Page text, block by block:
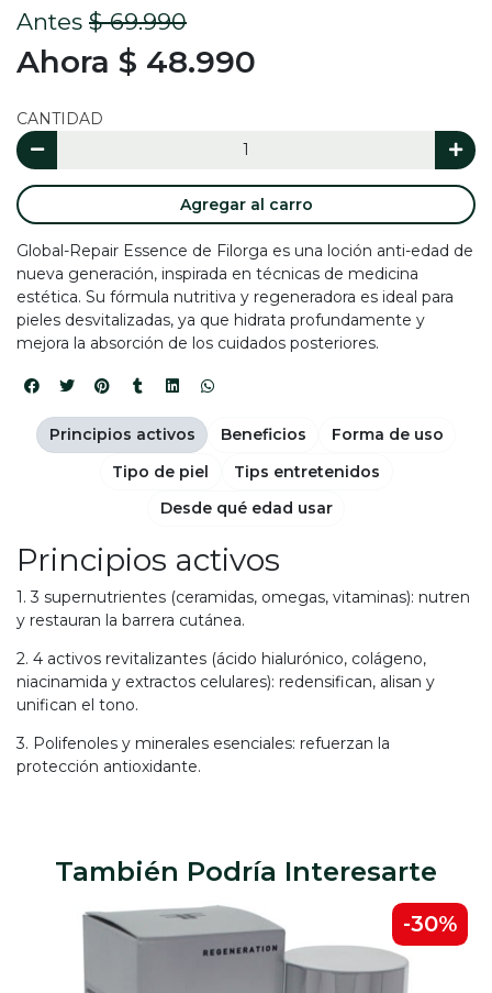
Antes $ 69.990
Ahora $ 48.990
CANTIDAD
Agregar al carro
Global-Repair Essence de Filorga es una loción anti-edad de
nueva generación, inspirada en técnicas de medicina
estética. Su fórmula nutritiva y regeneradora es ideal para
pieles desvitalizadas, ya que hidrata profundamente y
mejora la absorción de los cuidados posteriores.
Principios activos
1. 3 supernutrientes (ceramidas, omegas, vitaminas): nutren
y restauran la barrera cutánea.
2. 4 activos revitalizantes (ácido hialurónico, colágeno,
niacinamida y extractos celulares): redensifican, alisan y
unifican el tono.
3. Polifenoles y minerales esenciales: refuerzan la
protección antioxidante.
Principios activos Beneficios
Forma de uso
Tipo de piel
Tips entretenidos
Desde qué edad usar
También Podría Interesarte
-30%